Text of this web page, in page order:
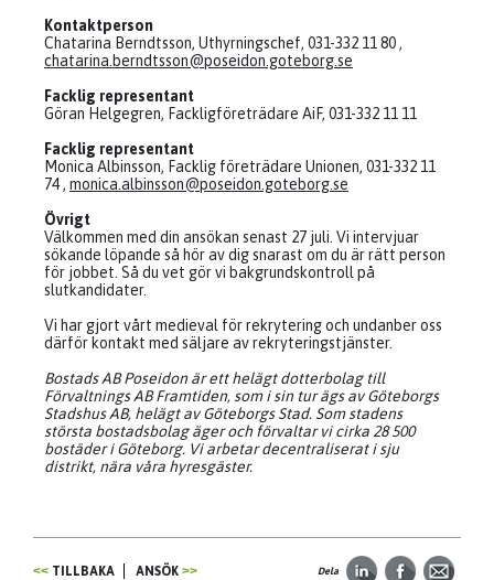
Kontaktperson
Chatarina Berndtsson, Uthyrningschef, 031-332 11 80 ,
chatarina.berndtsson@poseidon.goteborg.se
Facklig representant
Göran Helgegren, Fackligföreträdare AiF, 031-332 11 11
Facklig representant
Monica Albinsson, Facklig företrädare Unionen, 031-332 11
74 , monica.albinsson@poseidon.goteborg.se
Övrigt
Välkommen med din ansökan senast 27 juli. Vi intervjuar
sökande löpande så hör av dig snarast om du är rätt person
för jobbet. Så du vet gör vi bakgrundskontroll på
slutkandidater.
Vi har gjort vårt medieval för rekrytering och undanber oss
därför kontakt med säljare av rekryteringstjänster.
Bostads AB Poseidon är ett helägt dotterbolag till
Förvaltnings AB Framtiden, som i sin tur ägs av Göteborgs
Stadshus AB, helägt av Göteborgs Stad. Som stadens
största bostadsbolag äger och förvaltar vi cirka 28 500
bostäder i Göteborg. Vi arbetar decentraliserat i sju
distrikt, nära våra hyresgäster.
TILLBAKA ANSÖK Dela